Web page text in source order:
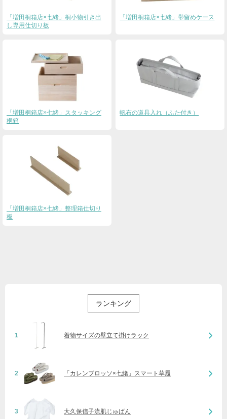
「増田桐箱店×七緒」桐小物引き出
し専用仕切り板
「増田桐箱店×七緒」帯留めケース
「増田桐箱店×七緒」スタッキング
桐箱
帆布の道具入れ（ふた付き）
「増田桐箱店×七緒」整理箱仕切り
板
ランキング
1 着物サイズの壁立て掛けラック
2 「カレンブロッソ×七緒」スマート草履
3 大久保信子流肌じゅばん